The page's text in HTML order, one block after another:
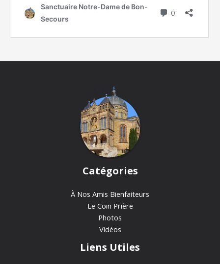
Catégories
À Nos Amis Bienfaiteurs
Le Coin Prière
Photos
Vidéos
Liens Utiles